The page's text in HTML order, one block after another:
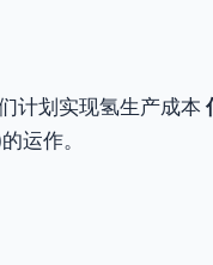
计划实现氢生产成本
运作。